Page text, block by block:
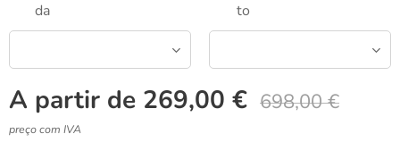
da
to
A partir de 269,00 € 698,00€
preço com IVA